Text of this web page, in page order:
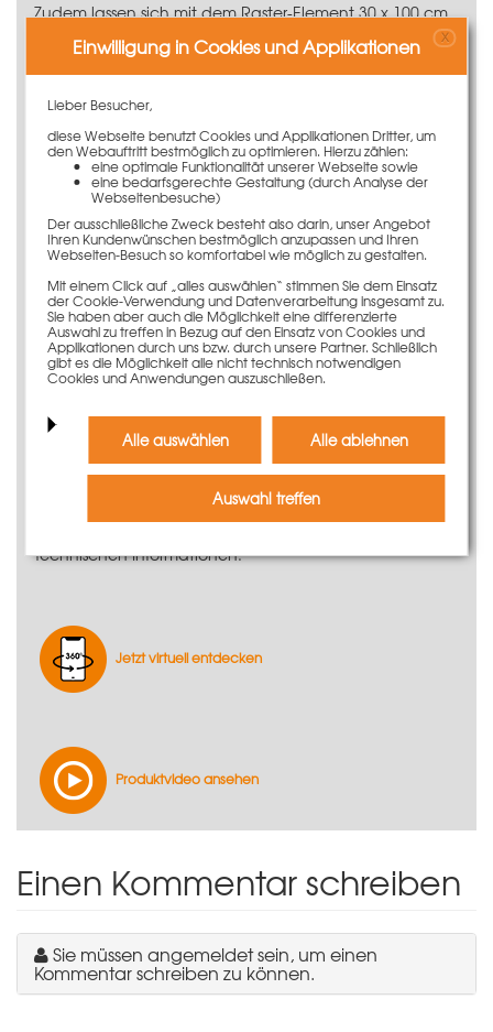
Zudem lassen sich mit dem Raster-Element 30 x 100 cm
hohe Anforderungen an die Betonoberfläche erfüllen,
da nur ein extrem schmaler Rahmenabdruck im Beton
verbleibt.
Dank des robusten und reparaturfreundlichen
Flachstahlrahmens überzeugt das Raster-Element 30 x
100 cm mit langer Lebensdauer und damit hohen
Einsatzzahlen.
Sicheres und effektives Arbeiten
auf der Baustelle
Durch einfache Handhabung lässt sich das
Seitenschutzsystem Secuseteffektiv und sicher an der
Schalung montieren.
Zusätzlich wird jedes Raster-Element mittels unseren
Transpondern unverwechselbar – durch die PASCHAL
versehenen Schalungselement eine elektronische
unmissverständliche Identifizierung garantiert wird.
Technischen Informationen.
Jetzt virtuell entdecken
Produktvideo ansehen
Einen Kommentar schreiben
Sie müssen angemeldet sein, um einen
Kommentar schreiben zu können.
Einwilligung in Cookies und Applikationen X
Lieber Besucher,
diese Webseite benutzt Cookies und Applikationen Dritter, um
den Webauftritt bestmöglich zu optimieren. Hierzu zählen:
eine optimale Funktionalität unserer Webseite sowie
eine bedarfsgerechte Gestaltung (durch Analyse der
Webseitenbesuche)
Der ausschließliche Zweck besteht also darin, unser Angebot
Ihren Kundenwünschen bestmöglich anzupassen und Ihren
Webseiten-Besuch so komfortabel wie möglich zu gestalten.
Mit einem Click auf „alles auswählen“ stimmen Sie dem Einsatz
der Cookie-Verwendung und Datenverarbeitung insgesamt zu.
Sie haben aber auch die Möglichkeit eine differenzierte
Auswahl zu treffen in Bezug auf den Einsatz von Cookies und
Applikationen durch uns bzw. durch unsere Partner. Schließlich
gibt es die Möglichkeit alle nicht technisch notwendigen
Cookies und Anwendungen auszuschließen.
Alle auswählen Alle ablehnen
Auswahl treffen